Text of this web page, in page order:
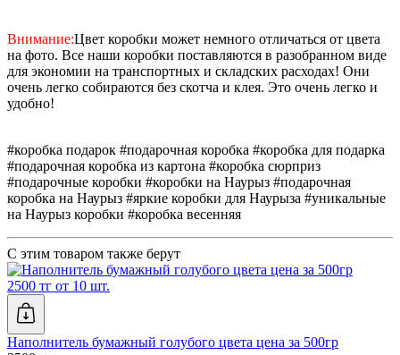
Внимание:Цвет коробки может немного отличаться от цвета
на фото. Все наши коробки поставляются в разобранном виде
для экономии на транспортных и складских расходах! Они
очень легко собираются без скотча и клея. Это очень легко и
удобно!
#коробка подарок #подарочная коробка #коробка для подарка
#подарочная коробка из картона #коробка сюрприз
#подарочные коробки #коробки на Наурыз #подарочная
коробка на Наурыз #яркие коробки для Наурыза #уникальные
на Наурыз коробки #коробка весенняя
С этим товаром также берут
2500 тг от 10 шт.
Наполнитель бумажный голубого цвета цена за 500гр